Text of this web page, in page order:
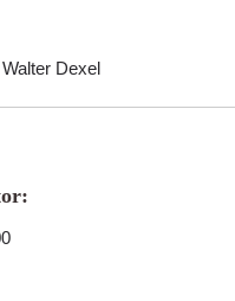
Dexel